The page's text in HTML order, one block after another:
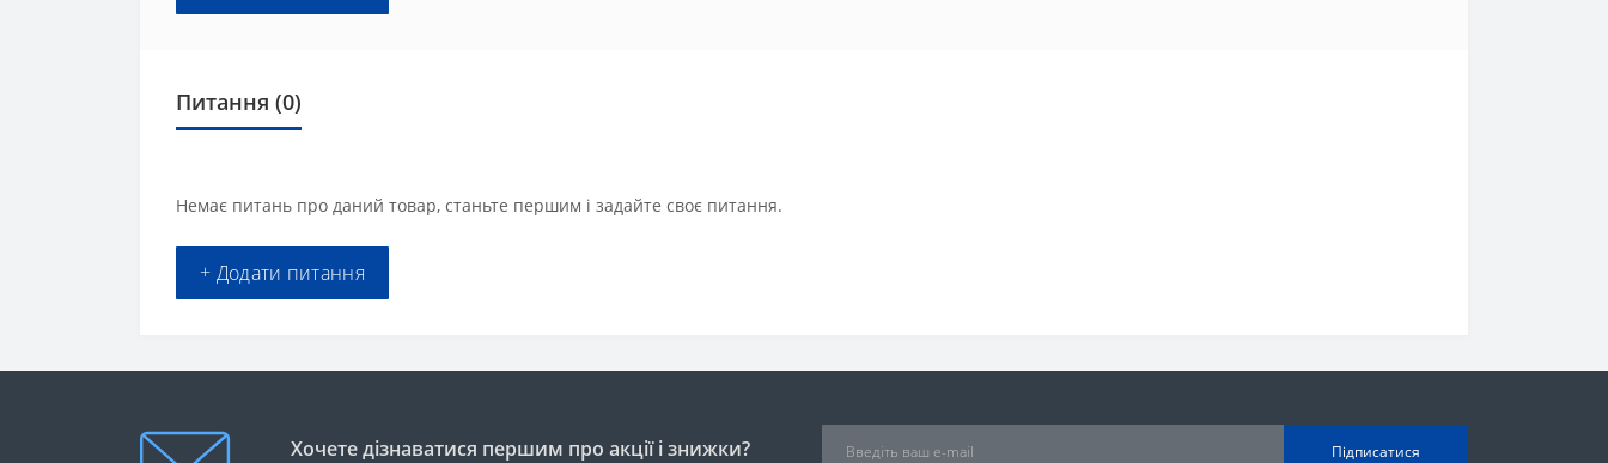
Питання (0)
Немає питань про даний товар, станьте першим і задайте своє питання.
+ Додати питання
Хочете дізнаватися першим про акції і знижки? Підписатися